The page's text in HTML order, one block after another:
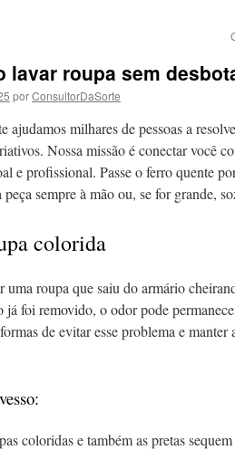
lavar roupa sem
porConsultorDaSorte
ajudamos milhares de pessoas a
Nossa missão é conectar você
e profissional. Passe o ferro quente
peça sempre à mão ou, se for grande,
colorida
roupa que saiu do armário
já foi removido, o odor pode
de evitar esse problema e manter
coloridas e também as pretas